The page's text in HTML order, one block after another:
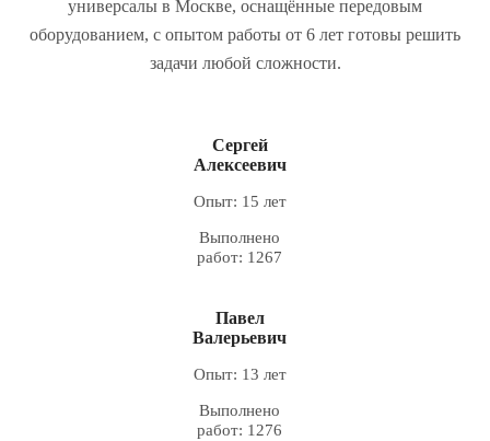
универсалы в Москве, оснащённые передовым
оборудованием, с опытом работы от 6 лет готовы решить
задачи любой сложности.
Сергей
Алексеевич
Опыт: 15 лет
Выполнено
работ: 1267
Павел
Валерьевич
Опыт: 13 лет
Выполнено
работ: 1276